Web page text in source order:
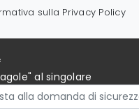
sulla Privacy Policy
al singolare